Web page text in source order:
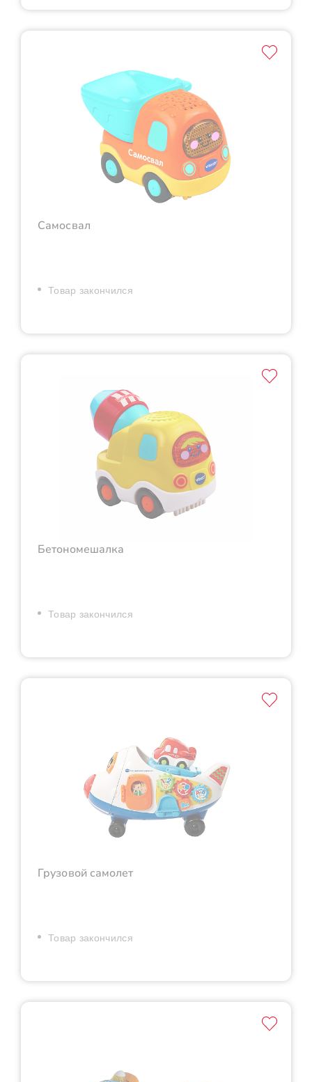
Самосвал
Товар закончился
Бетономешалка
Товар закончился
Грузовой самолет
Товар закончился